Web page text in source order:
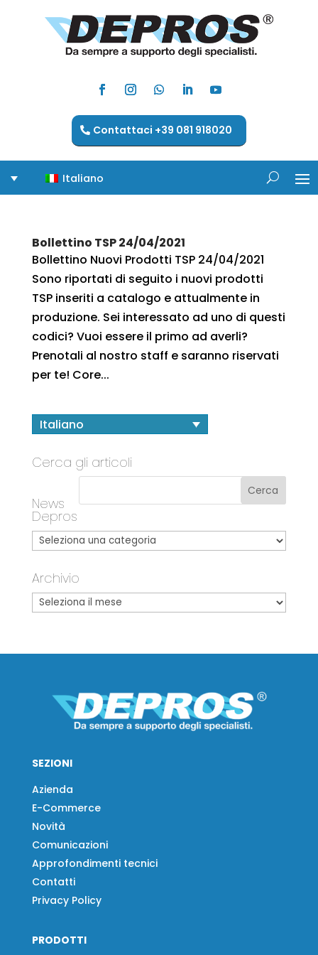
Contattaci +39 081 918020
Italiano
Bollettino TSP 24/04/2021
Bollettino Nuovi Prodotti TSP 24/04/2021
Sono riportati di seguito i nuovi prodotti
TSP inseriti a catalogo e attualmente in
produzione. Sei interessato ad uno di questi
codici? Vuoi essere il primo ad averli?
Prenotali al nostro staff e saranno riservati
per te! Core...
Italiano
Cerca gli articoli
News
Depros
Archivio
SEZIONI
Azienda
E-Commerce
Novità
Comunicazioni
Approfondimenti tecnici
Contatti
Privacy Policy
PRODOTTI